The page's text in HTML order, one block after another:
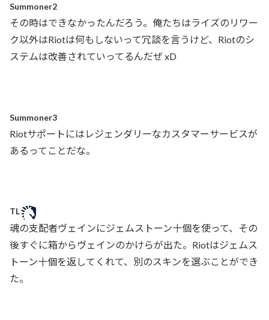
Summoner2
その時はできなかったんだろう。俺たちはライズのリワー
ク以外はRiotは何もしないって冗談を言うけど、Riotのシ
ステムは改善されていってるんだぜ xD
Summoner3
Riotサポートにはレジェンダリーなカスタマーサービスが
あるってことだな。
TL
魂の支配者ヴェインにジェムストーン十個を使って、その
後すぐに箱からヴェインのかけらが出た。Riotはジェムス
トーン十個を返してくれて、別のスキンを選ぶことができ
た。